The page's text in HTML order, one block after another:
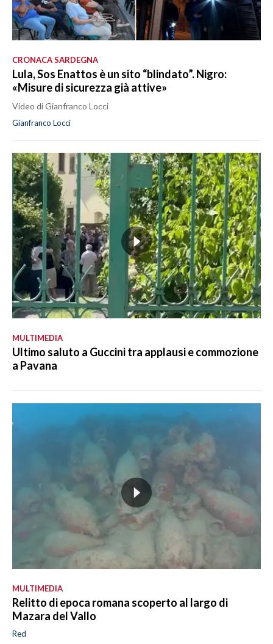
CRONACA SARDEGNA
Lula, Sos Enattos è un sito “blindato”. Nigro:
«Misure di sicurezza già attive»
Video di Gianfranco Locci
Gianfranco Locci
MULTIMEDIA
Ultimo saluto a Guccini tra applausi e commozione
a Pavana
MULTIMEDIA
Relitto di epoca romana scoperto al largo di
Mazara del Vallo
Red